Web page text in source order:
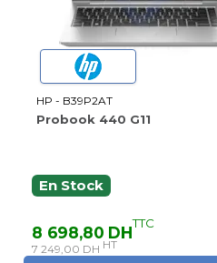
HP - B39P2AT
Probook 440 G11
En Stock
8 698,80 DHTTC
7 249,00 DH HT